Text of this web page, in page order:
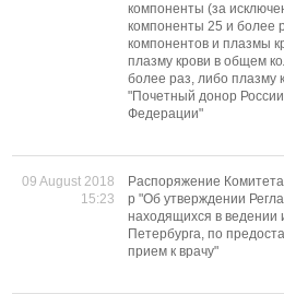
компоненты (за
компоненты 25 и более
компонентов и плазмы
плазму крови в общем
более раз, либо плазму
"Почетный донор
Федерации"
09 August 2018
15:23
Распоряжение
р "Об утверждении
находящихся в ведении
Петербурга, по
прием к врачу"